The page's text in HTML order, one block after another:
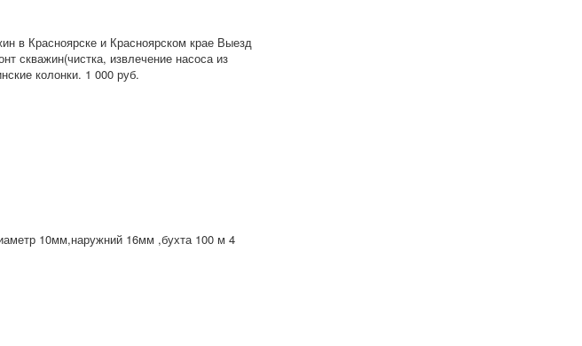
в Красноярске и Красноярском крае Выезд
скважин(чистка, извлечение насоса из
колонки. 1 000 руб.
10мм,наружний 16мм ,бухта 100 м 4